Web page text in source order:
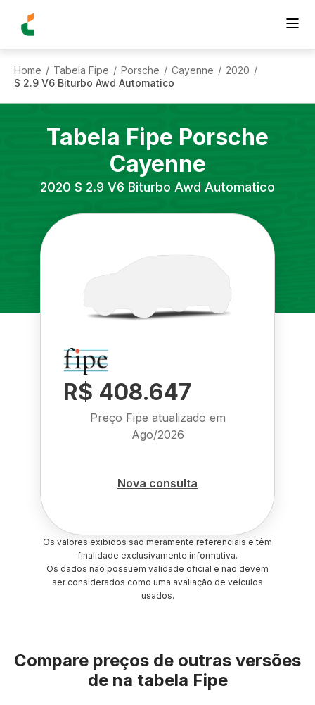
Home / Tabela Fipe / Porsche / Cayenne / 2020 /
S 2.9 V6 Biturbo Awd Automatico
Tabela Fipe Porsche
Cayenne
2020 S 2.9 V6 Biturbo Awd Automatico
R$ 408.647
Preço Fipe atualizado em
Ago/2026
Nova consulta
Os valores exibidos são meramente referenciais e têm
finalidade exclusivamente informativa.
Os dados não possuem validade oficial e não devem
ser considerados como uma avaliação de veículos
usados.
Compare preços de outras versões
de na tabela Fipe